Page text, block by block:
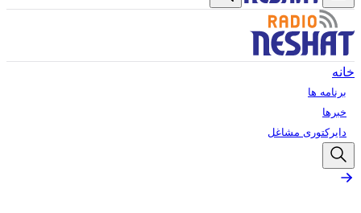
خانه
برنامه ها
خبرها
دایرکتوری مشاغل